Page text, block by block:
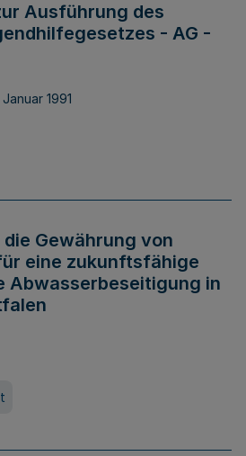
Ausführung des
- AG -
1991
Gewährung von
eine zukunftsfähige
Abwasserbeseitigung in